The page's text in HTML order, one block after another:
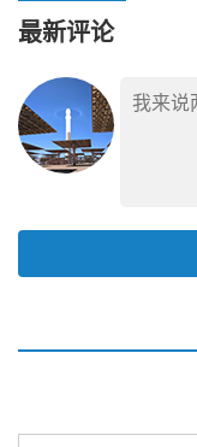
绿电范畴
最新评论